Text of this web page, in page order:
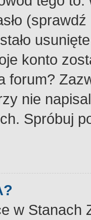
konto
forum?
nie
Spróbuj
w Stanach